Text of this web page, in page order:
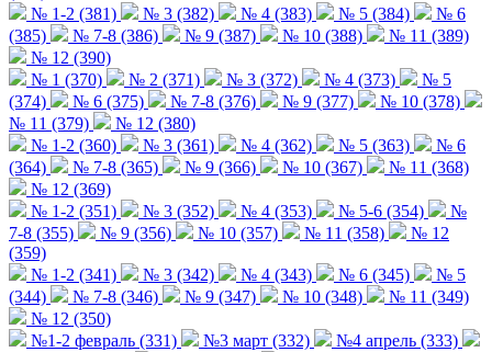
№ 1-2 (381)
№ 3 (382) № 4 (383) № 5 (384)
№ 6
(385)
№ 7-8 (386) № 9 (387) № 10 (388)
№ 11 (389)
№ 12 (390)
№ 1 (370)
№ 2 (371) № 3 (372) № 4 (373)
№ 5
(374)
№ 6 (375) № 7-8 (376) № 9 (377)
№ 10 (378)
№ 11 (379)
№ 12 (380)
№ 1-2 (360)
№ 3 (361) № 4 (362) № 5 (363)
№ 6
(364)
№ 7-8 (365) № 9 (366) № 10 (367)
№ 11 (368)
№ 12 (369)
№ 1-2 (351)
№ 3 (352) № 4 (353) № 5-6 (354)
№
7-8 (355)
№ 9 (356) № 10 (357) № 11 (358)
№ 12
(359)
№ 1-2 (341)
№ 3 (342) № 4 (343) № 6 (345)
№ 5
(344)
№ 7-8 (346) № 9 (347) № 10 (348)
№ 11 (349)
№ 12 (350)
№1-2 февраль (331)
№3 март (332)
№4 апрель (333)